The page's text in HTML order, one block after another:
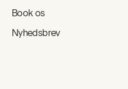
Book os
Nyhedsbrev